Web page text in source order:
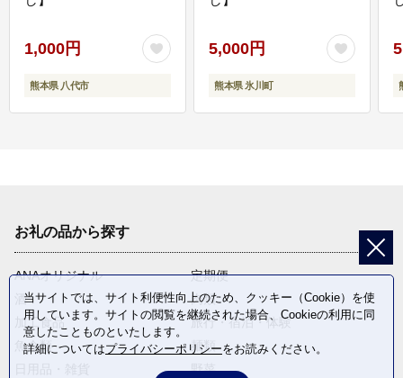
1,000円
熊本県 八代市
5,000円
熊本県 氷川町
お礼の品から探す
ANAオリジナル
定期便
酒
肉類
加工食品
旅行・宿泊・体験
魚介類
麺類
野菜
当サイトでは、サイト利便性向上のため、クッキー（Cookie）を使
用しています。サイトの閲覧を継続された場合、Cookieの利用に同
意したことものといたします。
詳細についてはプライバシーポリシーをお読みください。